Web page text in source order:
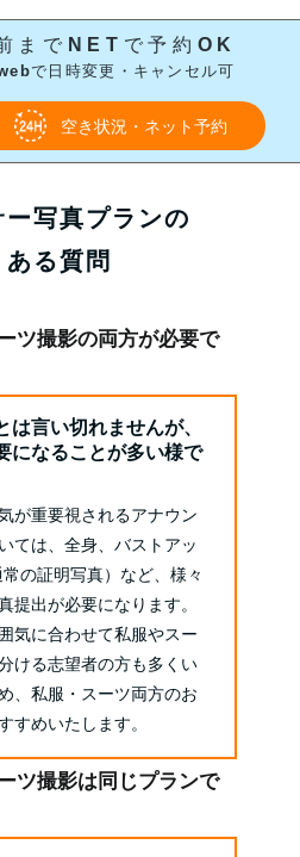
までNETで予約OK
で日時変更・キャンセル可
空き状況・ネット予約
ー写真プランの
ある質問
ツ撮影の両方が必要で
は言い切れませんが、
になることが多い様で
が重要視されるアナウン
ては、全身、バストアッ
の証明写真）など、様々
提出が必要になります。
気に合わせて私服やスー
ける志望者の方も多くい
、私服・スーツ両方のお
すめいたします。
ツ撮影は同じプランで